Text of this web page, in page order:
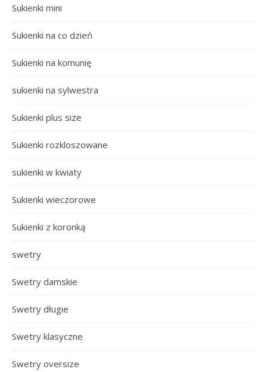
Sukienki mini
Sukienki na co dzień
Sukienki na komunię
sukienki na sylwestra
Sukienki plus size
Sukienki rozkloszowane
sukienki w kwiaty
Sukienki wieczorowe
Sukienki z koronką
swetry
Swetry damskie
Swetry długie
Swetry klasyczne
Swetry oversize